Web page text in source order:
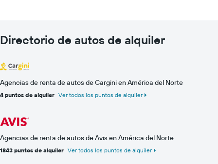
Directorio de autos de alquiler
Agencias de renta de autos de Cargini en América del Norte
4 puntos de alquiler Ver todos los puntos de alquiler
Agencias de renta de autos de Avis en América del Norte
1843 puntos de alquiler Ver todos los puntos de alquiler